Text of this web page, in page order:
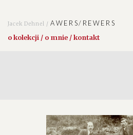
Jacek Dehnel /AWERS/REWERS
o kolekcji / o mnie / kontakt